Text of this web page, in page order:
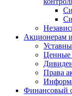
Акционерам
Ценные
Права
Финансовый